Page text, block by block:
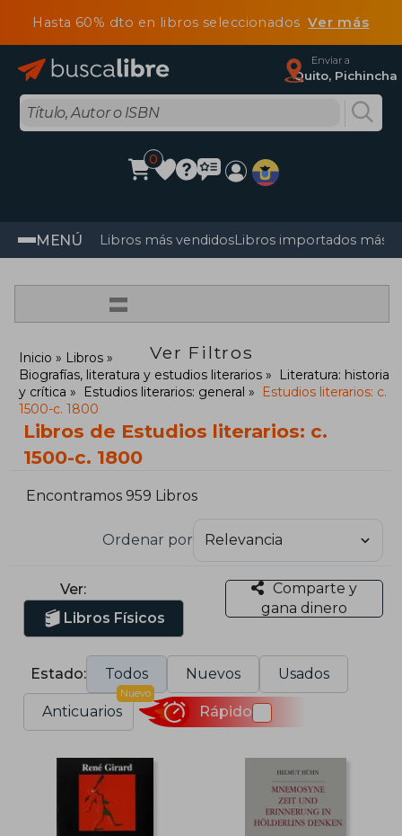
Hasta 60% dto en libros seleccionadosVer más
Enviar a
Quito, Pichincha
0
MENÚ Libros más vendidosLibros importados más
=
Ver Filtros
Inicio
Libros
Biografías, literatura y estudios literarios
Literatura: historia
y crítica
Estudios literarios: general
Estudios literarios: c.
1500-c. 1800
Libros de Estudios literarios: c.
1500-c. 1800
Encontramos 959 Libros
Ordenar por
Ver:
Libros Físicos
Comparte y
gana dinero
Estado: Todos Nuevos Usados
Anticuarios
Nuevo
Rápido